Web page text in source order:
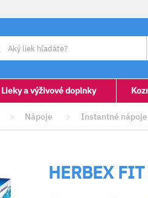
Lieky a výživové doplnky
> Nápoje > Instantné nápoje
HERBEX